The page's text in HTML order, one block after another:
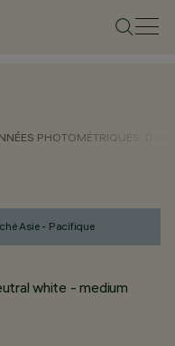
PHOTOMÉTRIQUES
Asie - Pacifique
white - medium